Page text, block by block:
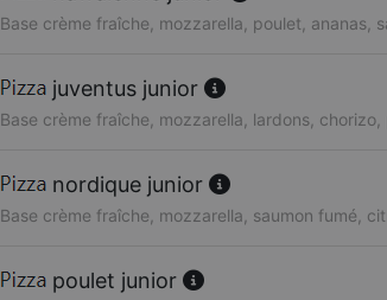
Base crème fraîche, mozzarella, poulet, ananas,
juventus junior
Base crème fraîche, mozzarella, lardons,
nordique junior
Base crème fraîche, mozzarella, saumon fumé,
poulet junior